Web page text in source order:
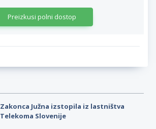
Preizkusi polni dostop
Zakonca Južna izstopila iz lastništva
Telekoma Slovenije